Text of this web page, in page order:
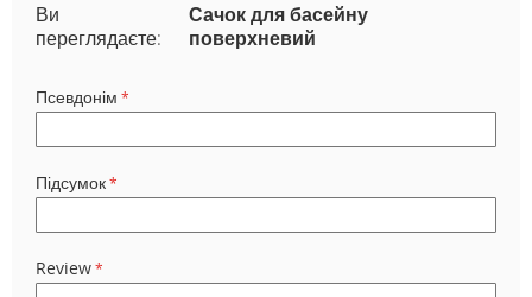
Ви
переглядаєте:
Сачок для басейну
поверхневий
Псевдонім
Підсумок
Review